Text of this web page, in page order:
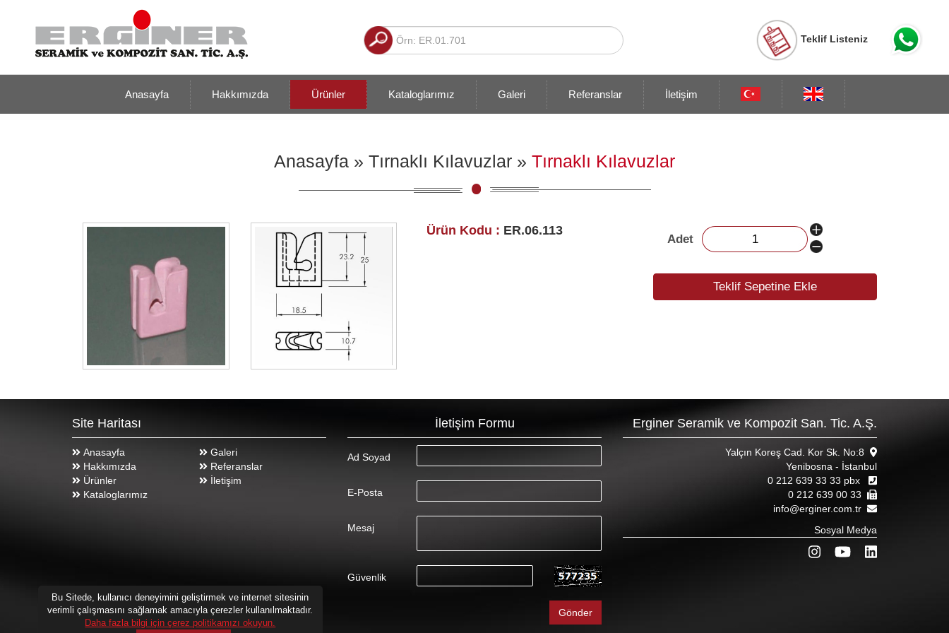
Teklif Listeniz
Anasayfa Hakkımızda Ürünler Kataloglarımız Galeri Referanslar İletişim
Anasayfa » Tırnaklı Kılavuzlar » Tırnaklı Kılavuzlar
Ürün Kodu : ER.06.113
Adet
Teklif Sepetine Ekle
Site Haritası
Anasayfa
Hakkımızda
Ürünler
Kataloglarımız
Galeri
Referanslar
İletişim
İletişim Formu
Ad Soyad
E-Posta
Mesaj
Güvenlik
Erginer Seramik ve Kompozit San. Tic. A.Ş.
Yalçın Koreş Cad. Kor Sk. No:8
Yenibosna - İstanbul
0 212 639 33 33 pbx
0 212 639 00 33
info@erginer.com.tr
Sosyal Medya
Bu Sitede, kullanıcı deneyimini geliştirmek ve internet sitesinin
verimli çalışmasını sağlamak amacıyla çerezler kullanılmaktadır.
Daha fazla bilgi için çerez politikamızı okuyun.